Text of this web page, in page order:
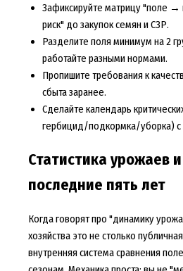
Зафиксируйте матрицу "поле
риск" до закупок семян и СЗР.
Разделите поля минимум на 2
работайте разными нормами.
Пропишите требования к
сбыта заранее.
Сделайте календарь
гербицид/подкормка/уборка) с
Статистика урожаев
последние пять лет
Когда говорят про "динамику
хозяйства это не столько
внутренняя система сравнения